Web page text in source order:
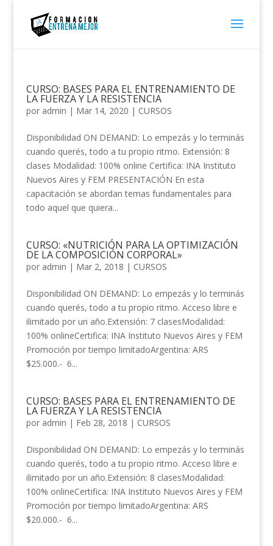
CURSO: BASES PARA EL ENTRENAMIENTO DE
LA FUERZA Y LA RESISTENCIA
por admin | Mar 14, 2020 | CURSOS
Disponibilidad ON DEMAND: Lo empezás y lo terminás
cuando querés, todo a tu propio ritmo. Extensión: 8
clases Modalidad: 100% online Certifica: INA Instituto
Nuevos Aires y FEM PRESENTACIÓN En esta
capacitación se abordan temas fundamentales para
todo aquel que quiera...
CURSO: «NUTRICIÓN PARA LA OPTIMIZACIÓN
DE LA COMPOSICIÓN CORPORAL»
por admin | Mar 2, 2018 | CURSOS
Disponibilidad ON DEMAND: Lo empezás y lo terminás
cuando querés, todo a tu propio ritmo. Acceso libre e
ilimitado por un año.Extensión: 7 clasesModalidad:
100% onlineCertifica: INA Instituto Nuevos Aires y FEM
Promoción por tiempo limitadoArgentina: ARS
$25.000.- 6...
CURSO: BASES PARA EL ENTRENAMIENTO DE
LA FUERZA Y LA RESISTENCIA
por admin | Feb 28, 2018 | CURSOS
Disponibilidad ON DEMAND: Lo empezás y lo terminás
cuando querés, todo a tu propio ritmo. Acceso libre e
ilimitado por un año.Extensión: 8 clasesModalidad:
100% onlineCertifica: INA Instituto Nuevos Aires y FEM
Promoción por tiempo limitadoArgentina: ARS
$20.000.- 6...